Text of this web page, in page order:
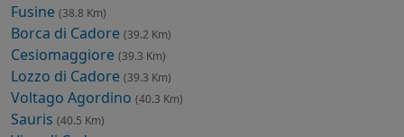
Fusine (38.8 Km)
Borca di Cadore (39.2 Km)
Cesiomaggiore (39.3 Km)
Lozzo di Cadore (39.3 Km)
Voltago Agordino (40.3 Km)
Sauris (40.5 Km)